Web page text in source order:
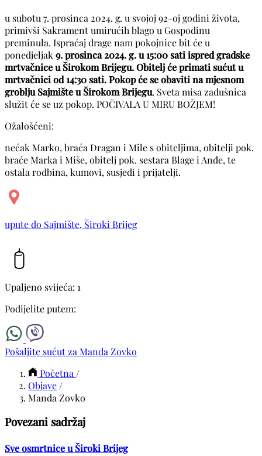
u subotu 7. prosinca 2024. g. u svojoj 92-oj godini života,
primivši Sakrament umirućih blago u Gospodinu
preminula. Ispraćaj drage nam pokojnice bit će u
ponedjeljak 9. prosinca 2024. g. u 15:00 sati ispred gradske
mrtvačnice u Širokom Brijegu. Obitelj će primati sućut u
mrtvačnici od 14:30 sati. Pokop će se obaviti na mjesnom
groblju Sajmište u Širokom Brijegu. Sveta misa zadušnica
služit će se uz pokop. POČIVALA U MIRU BOŽJEM!
Ožalošćeni:
nećak Marko, braća Dragan i Mile s obiteljima, obitelji pok.
braće Marka i Miše, obitelj pok. sestara Blage i Anđe, te
ostala rodbina, kumovi, susjedi i prijatelji.
upute do Sajmište, Široki Brijeg
Upaljeno svijeća: 1
Podijelite putem:
Pošaljite sućut za Manda Zovko
Početna /
Objave /
Manda Zovko
Povezani sadržaj
Sve osmrtnice u Široki Brijeg